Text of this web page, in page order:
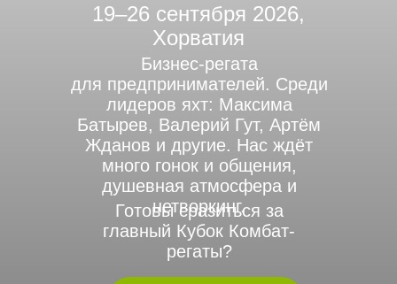
19–26 сентября 2026,
Хорватия
Бизнес-регата
для предпринимателей. Среди
лидеров яхт: Максима
Батырев, Валерий Гут, Артём
Жданов и другие. Нас ждёт
много гонок и общения,
душевная атмосфера и
нетворкинг.
Готовы сразиться за
главный Кубок Комбат-
регаты?